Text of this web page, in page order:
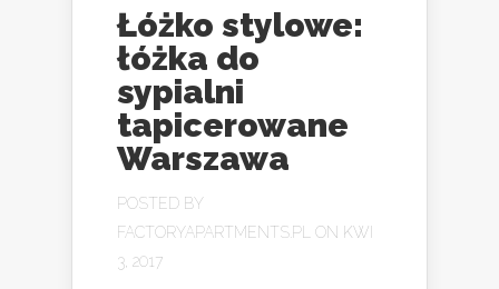
Łóżko stylowe:
łóżka do
sypialni
tapicerowane
Warszawa
POSTED BY
FACTORYAPARTMENTS.PL ON KWI
3, 2017